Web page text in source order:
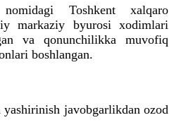
Toshkent xalqaro
markaziy byurosi xodimlari
va qonunchilikka muvofiq
boshlangan.
javobgarlikdan ozod